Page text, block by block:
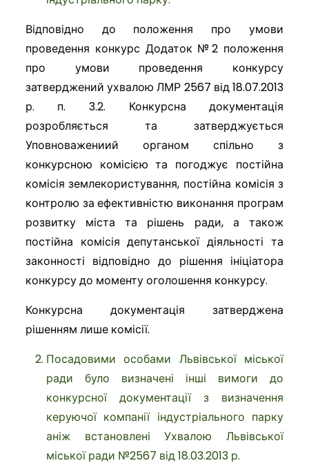
Відповідно до положення про умови
проведення конкурс Додаток №2 положення
про умови проведення конкурсу
затверджений ухвалою ЛМР 2567 від 18.07.2013
р. п. 3.2. Конкурсна документація
розробляється та затверджується
Уповноважениий органом спільно з
конкурсною комісією та погоджує постійна
комісія землекористування, постійна комісія з
контролю за ефективністю виконання програм
розвитку міста та рішень ради, а також
постійна комісія депутанської діяльності та
законності відповідно до рішення ініціатора
конкурсу до моменту оголошення конкурсу.
Конкурсна документація затверджена
рішенням лише комісії.
Посадовими особами Львівської міської
ради було визначені інші вимоги до
конкурсної документації з визначення
керуючої компанії індустріального парку
аніж встановлені Ухвалою Львівської
міської ради №2567 від 18.03.2013 р.